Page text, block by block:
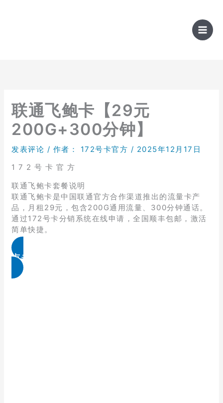
联通飞鲍卡【29元
200G+300分钟】
发表评论 / 作者： 172号卡官方 / 2025年12月17日
1 7 2 号 卡 官 方
联通飞鲍卡套餐说明
联通飞鲍卡是中国联通官方合作渠道推出的流量卡产
品，月租29元，包含200G通用流量、300分钟通话。
通过172号卡分销系统在线申请，全国顺丰包邮，激活
简单快捷。
点击免费领取